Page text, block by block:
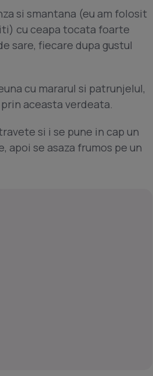
si smantana (eu am folosit
cu ceapa tocata foarte
sare, fiecare dupa gustul
cu mararul si patrunjelul,
aceasta verdeata.
si i se pune in cap un
apoi se asaza frumos pe un